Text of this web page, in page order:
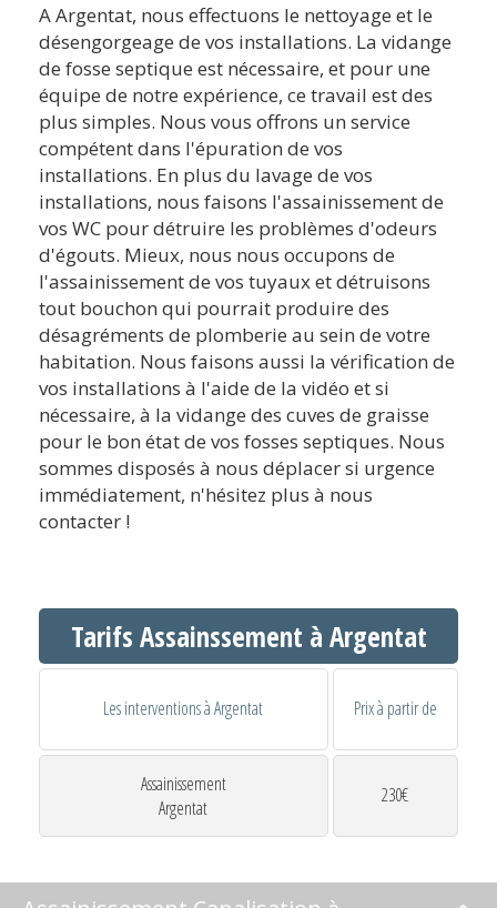
A Argentat, nous effectuons le nettoyage et le
désengorgeage de vos installations. La vidange
de fosse septique est nécessaire, et pour une
équipe de notre expérience, ce travail est des
plus simples. Nous vous offrons un service
compétent dans l'épuration de vos
installations. En plus du lavage de vos
installations, nous faisons l'assainissement de
vos WC pour détruire les problèmes d'odeurs
d'égouts. Mieux, nous nous occupons de
l'assainissement de vos tuyaux et détruisons
tout bouchon qui pourrait produire des
désagréments de plomberie au sein de votre
habitation. Nous faisons aussi la vérification de
vos installations à l'aide de la vidéo et si
nécessaire, à la vidange des cuves de graisse
pour le bon état de vos fosses septiques. Nous
sommes disposés à nous déplacer si urgence
immédiatement, n'hésitez plus à nous
contacter !
Tarifs Assainssement à Argentat
Les interventions à Argentat Prix à partir de
Assainissement
Argentat
230€